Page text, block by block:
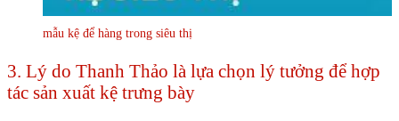
mẫu kệ để hàng trong siêu thị
3. Lý do Thanh Thảo là lựa chọn lý tưởng để hợp
tác sản xuất kệ trưng bày